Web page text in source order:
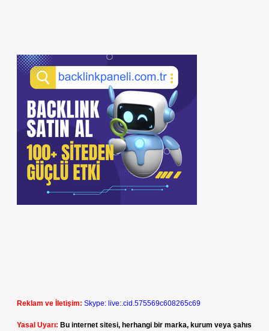
Reklam ve İletişim: Skype: live:.cid.575569c608265c69
Yasal Uyarı: Bu internet sitesi, herhangi bir marka, kurum veya şahıs